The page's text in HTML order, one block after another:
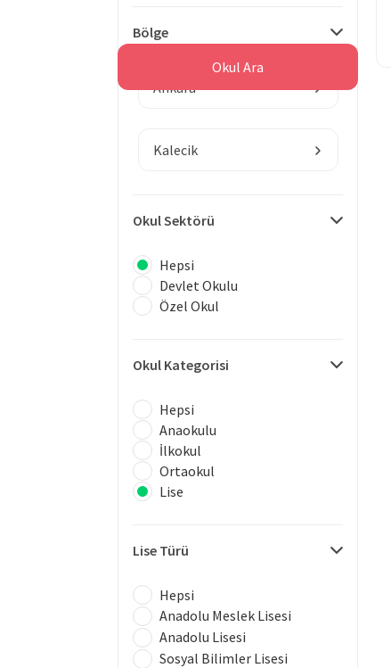
Bölge
Ankara
Kalecik
Okul Sektörü
Hepsi
Devlet Okulu
Özel Okul
Okul Kategorisi
Hepsi
Anaokulu
İlkokul
Ortaokul
Lise
Lise Türü
Hepsi
Anadolu Meslek Lisesi
Anadolu Lisesi
Sosyal Bilimler Lisesi
Okul Ara